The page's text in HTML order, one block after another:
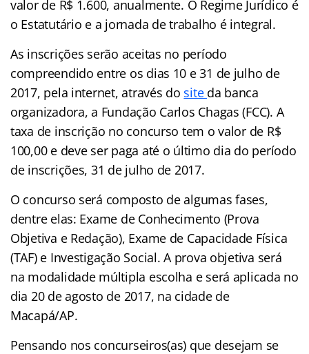
valor de R$ 1.600, anualmente. O Regime Jurídico é
o Estatutário e a jornada de trabalho é integral.
As inscrições serão aceitas no período
compreendido entre os dias 10 e 31 de julho de
2017, pela internet, através do site da banca
organizadora, a Fundação Carlos Chagas (FCC). A
taxa de inscrição no concurso tem o valor de R$
100,00 e deve ser paga até o último dia do período
de inscrições, 31 de julho de 2017.
O concurso será composto de algumas fases,
dentre elas: Exame de Conhecimento (Prova
Objetiva e Redação), Exame de Capacidade Física
(TAF) e Investigação Social. A prova objetiva será
na modalidade múltipla escolha e será aplicada no
dia 20 de agosto de 2017, na cidade de
Macapá/AP.
Pensando nos concurseiros(as) que desejam se